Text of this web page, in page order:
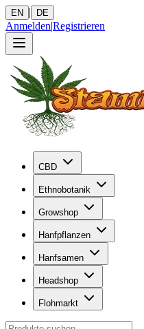
EN | DE
Anmelden|Registrieren
CBD
Ethnobotanik
Growshop
Hanfpflanzen
Hanfsamen
Headshop
Flohmarkt